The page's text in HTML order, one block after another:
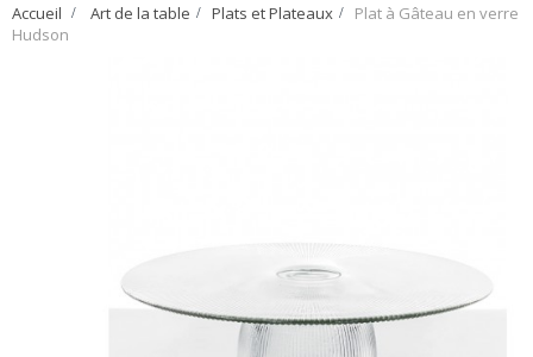
Accueil > Art de la table > Plats et Plateaux > Plat à Gâteau en verre
Hudson